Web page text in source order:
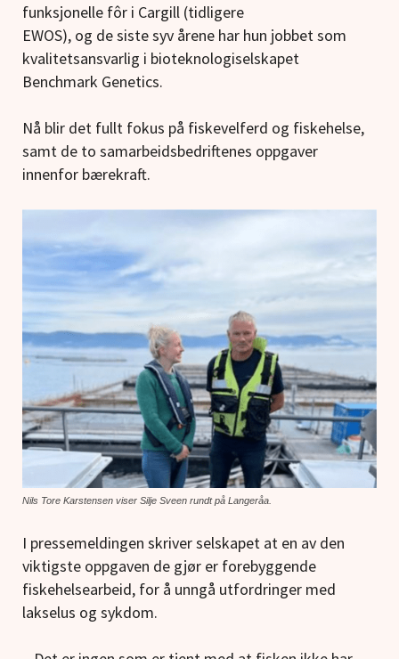
funksjonelle fôr i Cargill (tidligere
EWOS), og de siste syv årene har hun jobbet som
kvalitetsansvarlig i bioteknologiselskapet
Benchmark Genetics.
Nå blir det fullt fokus på fiskevelferd og fiskehelse,
samt de to samarbeidsbedriftenes oppgaver
innenfor bærekraft.
Nils Tore Karstensen viser Silje Sveen rundt på Langeråa.
I pressemeldingen skriver selskapet at en av den
viktigste oppgaven de gjør er forebyggende
fiskehelsearbeid, for å unngå utfordringer med
lakselus og sykdom.